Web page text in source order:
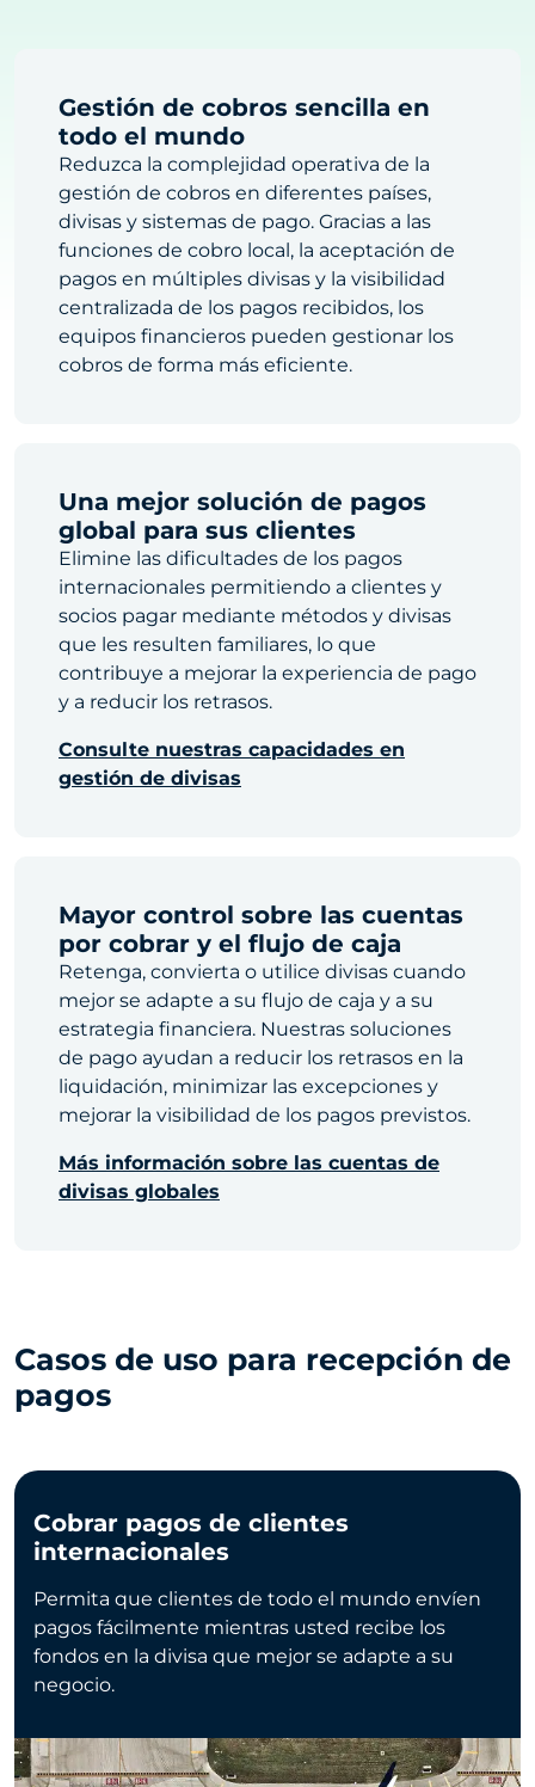
Gestión de cobros sencilla en
todo el mundo
Reduzca la complejidad operativa de la
gestión de cobros en diferentes países,
divisas y sistemas de pago. Gracias a las
funciones de cobro local, la aceptación de
pagos en múltiples divisas y la visibilidad
centralizada de los pagos recibidos, los
equipos financieros pueden gestionar los
cobros de forma más eficiente.
Una mejor solución de pagos
global para sus clientes
Elimine las dificultades de los pagos
internacionales permitiendo a clientes y
socios pagar mediante métodos y divisas
que les resulten familiares, lo que
contribuye a mejorar la experiencia de pago
y a reducir los retrasos.
Consulte nuestras capacidades en
gestión de divisas
Mayor control sobre las cuentas
por cobrar y el flujo de caja
Retenga, convierta o utilice divisas cuando
mejor se adapte a su flujo de caja y a su
estrategia financiera. Nuestras soluciones
de pago ayudan a reducir los retrasos en la
liquidación, minimizar las excepciones y
mejorar la visibilidad de los pagos previstos.
Más información sobre las cuentas de
divisas globales
Casos de uso para recepción de
pagos
Cobrar pagos de clientes
internacionales
Permita que clientes de todo el mundo envíen
pagos fácilmente mientras usted recibe los
fondos en la divisa que mejor se adapte a su
negocio.